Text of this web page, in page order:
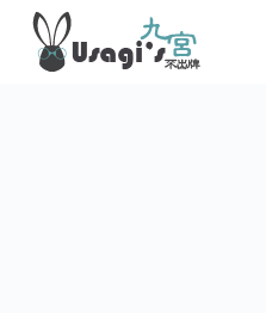
跳
至